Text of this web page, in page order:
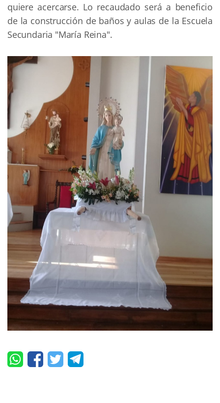
quiere acercarse. Lo recaudado será a beneficio
de la construcción de baños y aulas de la Escuela
Secundaria "María Reina".